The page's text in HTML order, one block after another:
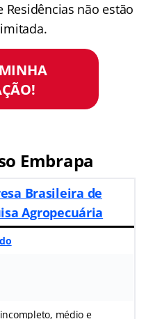
Residências não estão
Embrapa
Brasileira de
Agropecuária
médio e